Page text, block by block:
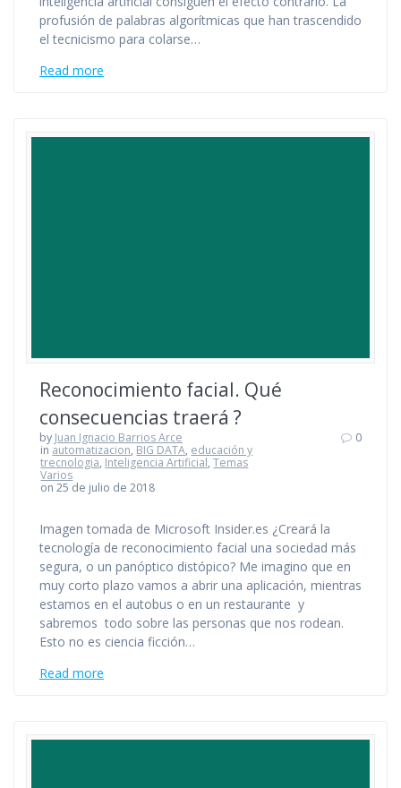
profusión de palabras algorítmicas que han trascendido
el tecnicismo para colarse…
Read more
Reconocimiento facial. Qué
consecuencias traerá ?
by Juan Ignacio Barrios Arce
in automatizacion, BIG DATA, educación y
trecnologia, Inteligencia Artificial,Temas
Varios
on 25 de julio de 2018
0
Imagen tomada de Microsoft Insider.es ¿Creará la
tecnología de reconocimiento facial una sociedad más
segura, o un panóptico distópico? Me imagino que en
muy corto plazo vamos a abrir una aplicación, mientras
estamos en el autobus o en un restaurante y
sabremos todo sobre las personas que nos rodean.
Esto no es ciencia ficción…
Read more